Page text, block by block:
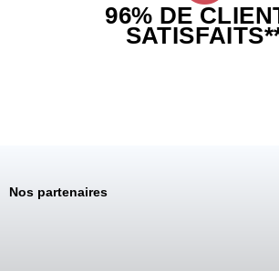
96% DE
Nos partenaires